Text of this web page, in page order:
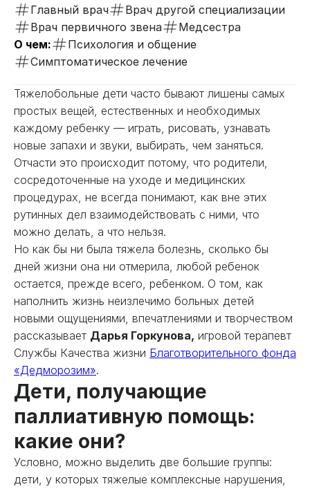
Главный врач
Врач другой специализации
Врач первичного звена
Медсестра
О чем:
Психология и общение
Симптоматическое лечение
Тяжелобольные дети часто бывают лишены самых
простых вещей, естественных и необходимых
каждому ребенку — играть, рисовать, узнавать
новые запахи и звуки, выбирать, чем заняться.
Отчасти это происходит потому, что родители,
сосредоточенные на уходе и медицинских
процедурах, не всегда понимают, как вне этих
рутинных дел взаимодействовать с ними, что
можно делать, а что нельзя.
Но как бы ни была тяжела болезнь, сколько бы
дней жизни она ни отмерила, любой ребенок
остается, прежде всего, ребенком. О том, как
наполнить жизнь неизлечимо больных детей
новыми ощущениями, впечатлениями и творчеством
рассказывает Дарья Горкунова, игровой терапевт
Службы Качества жизни Благотворительного фонда
«Дедморозим».
Дети, получающие
паллиативную помощь:
какие они?
Условно, можно выделить две большие группы:
дети, у которых тяжелые комплексные нарушения,